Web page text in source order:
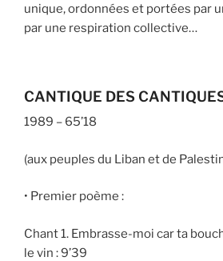
unique, ordonnées et portées par
par une respiration collective…
CANTIQUE DES
1989 – 65’18
(aux peuples du Liban et de
• Premier poème :
Chant 1. Embrasse-moi car ta
le vin : 9’39